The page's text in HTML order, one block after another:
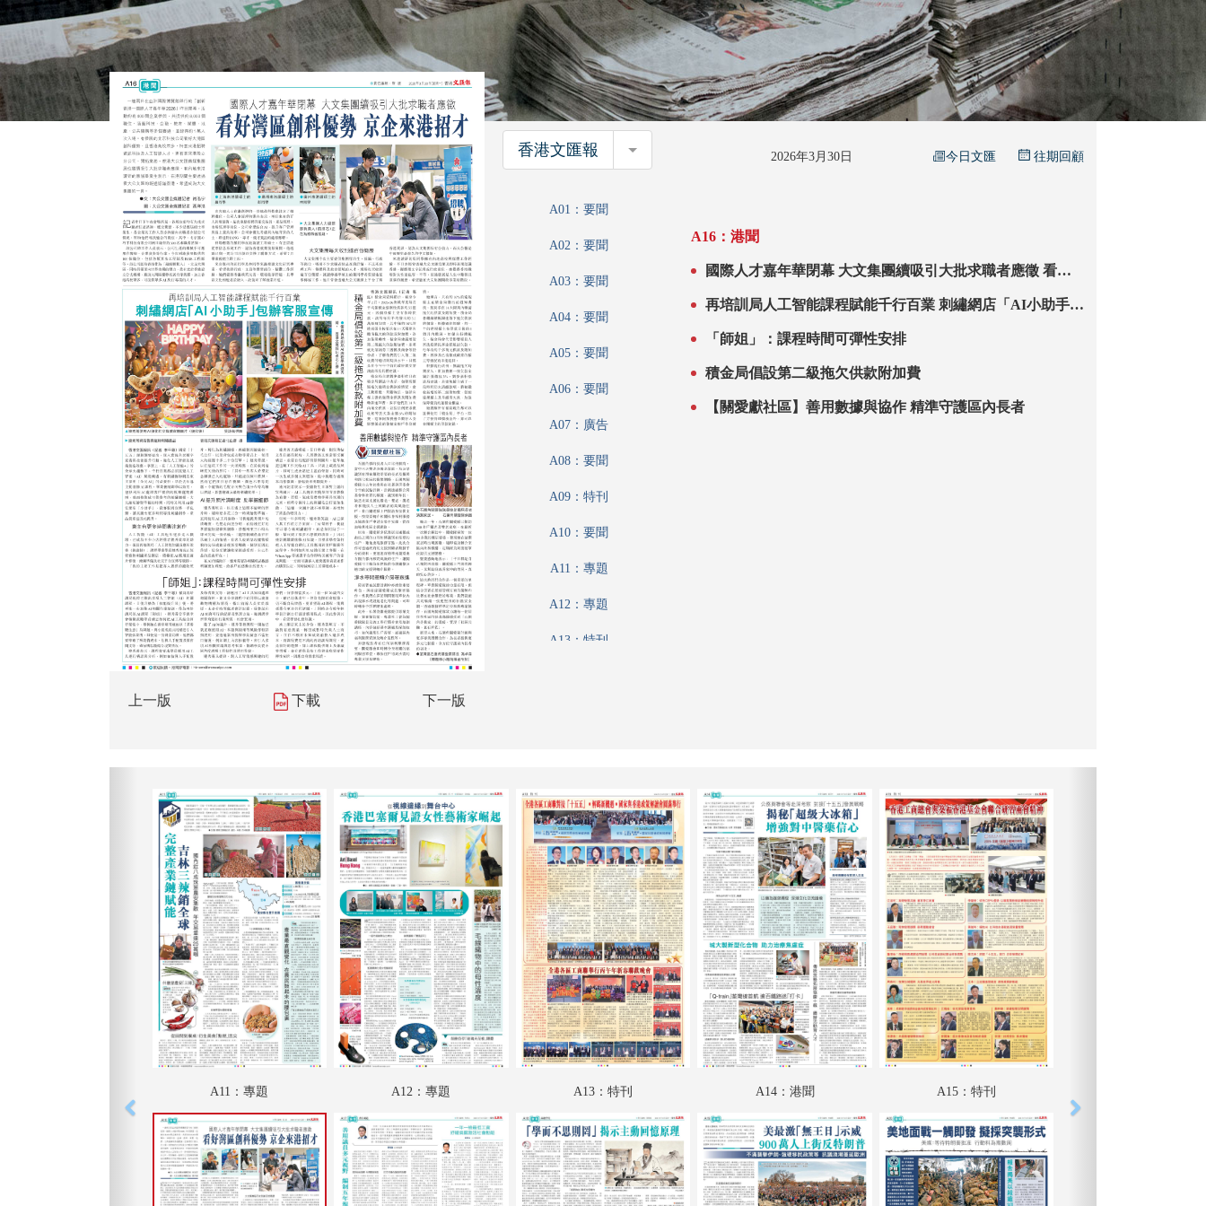
上一版 下載 下一版
香港文匯報 香港文匯報 2026年3月30日 今日文匯 往期回顧
A01：要聞
A02：要聞
A03：要聞
A04：要聞
A05：要聞
A06：要聞
A07：廣告
A08：要聞
A09：特刊
A10：要聞
A11：專題
A12：專題
A13：特刊
A18：品德學堂
A19：國際
A20：國際
B01：財經
B02：投資理財
B03：采風
B04：娛樂
B05：體育
A16：港聞
國際人才嘉年華閉幕 大文集團續吸引大批求職者應徵 看好
再培訓局人工智能課程賦能千行百業 刺繡網店「AI小助手」
「師姐」：課程時間可彈性安排
積金局倡設第二級拖欠供款附加費
【關愛獻社區】善用數據與協作 精準守護區內長者
A11：專題 A12：專題 A13：特刊 A14：港聞 A15：特刊